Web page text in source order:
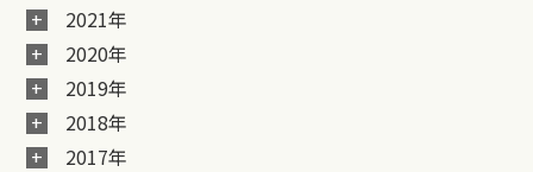
2021年
2020年
2019年
2018年
2017年